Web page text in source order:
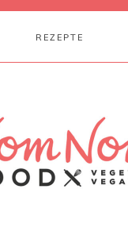
REZEPTE